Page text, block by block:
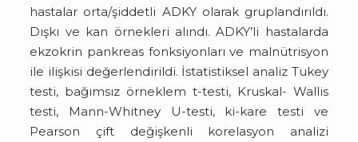
hastalar orta/şiddetli ADKY olarak gruplandırıldı.
Dışkı ve kan örnekleri alındı. ADKY’li hastalarda
ekzokrin pankreas fonksiyonları ve malnütrisyon
ile ilişkisi değerlendirildi. İstatistiksel analiz Tukey
testi, bağımsız örneklem t-testi, Kruskal- Wallis
testi, Mann-Whitney U-testi, ki-kare testi ve
Pearson çift değişkenli korelasyon analizi